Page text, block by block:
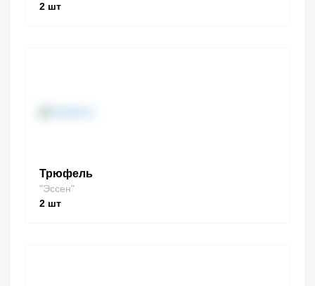
2 шт
Трюфель
"Эссен"
2 шт